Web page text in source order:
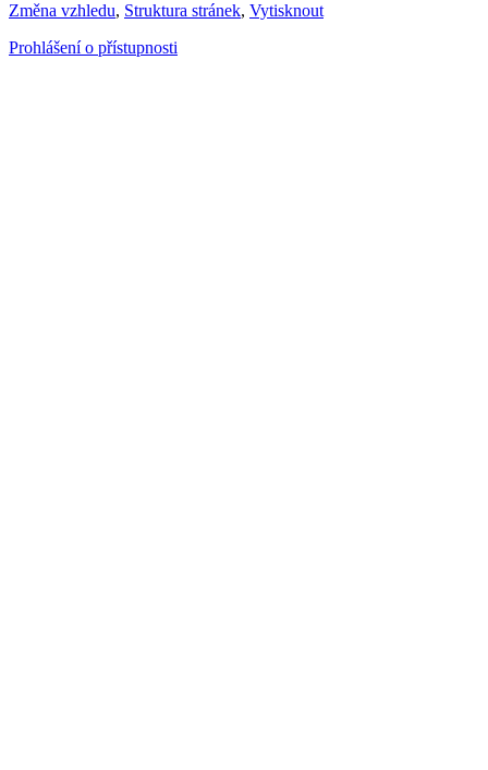
Změna vzhledu, Struktura stránek, Vytisknout
Prohlášení o přístupnosti